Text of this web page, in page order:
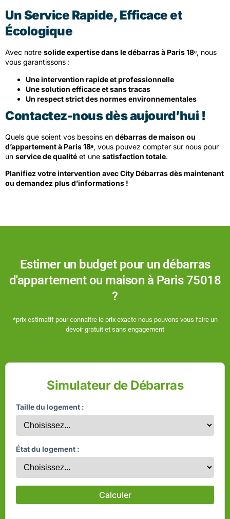
Un Service Rapide, Efficace et
Écologique
Avec notre solide expertise dans le débarras à Paris 18ᵉ, nous
vous garantissons :
Une intervention rapide et professionnelle
Une solution efficace et sans tracas
Un respect strict des normes environnementales
Contactez-nous dès aujourd’hui !
Quels que soient vos besoins en débarras de maison ou
d’appartement à Paris 18ᵉ, vous pouvez compter sur nous pour
un service de qualité et une satisfaction totale.
Planifiez votre intervention avec City Débarras dès maintenant
ou demandez plus d’informations !
Estimer un budget pour un débarras
d'appartement ou maison à Paris 75018
?
*prix estimatif pour connaitre le prix exacte nous pouvons vous faire un
devoir gratuit et sans engagement
Simulateur de Débarras
Taille du logement :
État du logement :
Calculer